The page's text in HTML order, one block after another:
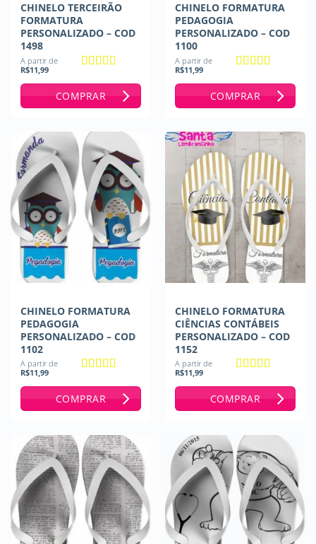
CHINELO TERCEIRÃO
FORMATURA
PERSONALIZADO – COD
1498
A partir de
R$11,99
COMPRAR
CHINELO FORMATURA
PEDAGOGIA
PERSONALIZADO – COD
1100
A partir de
R$11,99
COMPRAR
CHINELO FORMATURA
PEDAGOGIA
PERSONALIZADO – COD
1102
A partir de
R$11,99
COMPRAR
CHINELO FORMATURA
CIÊNCIAS CONTÁBEIS
PERSONALIZADO – COD
1152
A partir de
R$11,99
COMPRAR